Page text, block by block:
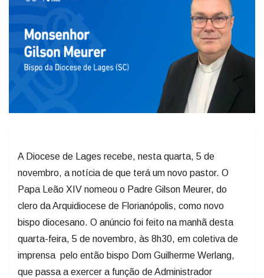
A Diocese de Lages recebe, nesta quarta, 5 de
novembro, a notícia de que terá um novo pastor. O
Papa Leão XIV nomeou o Padre Gilson Meurer, do
clero da Arquidiocese de Florianópolis, como novo
bispo diocesano. O anúncio foi feito na manhã desta
quarta-feira, 5 de novembro, às 8h30, em coletiva de
imprensa pelo então bispo Dom Guilherme Werlang,
que passa a exercer a função de Administrador